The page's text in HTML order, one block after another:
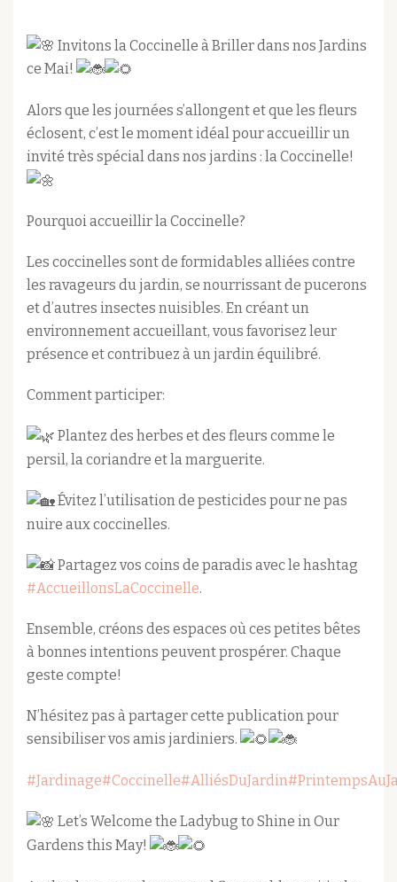
Invitons la Coccinelle à Briller dans nos Jardins
ce Mai!
Alors que les journées s’allongent et que les fleurs
éclosent, c’est le moment idéal pour accueillir un
invité très spécial dans nos jardins : la Coccinelle!
Pourquoi accueillir la Coccinelle?
Les coccinelles sont de formidables alliées contre
les ravageurs du jardin, se nourrissant de pucerons
et d’autres insectes nuisibles. En créant un
environnement accueillant, vous favorisez leur
présence et contribuez à un jardin équilibré.
Comment participer:
Plantez des herbes et des fleurs comme le
persil, la coriandre et la marguerite.
Évitez l’utilisation de pesticides pour ne pas
nuire aux coccinelles.
Partagez vos coins de paradis avec le hashtag
#AccueillonsLaCoccinelle.
Ensemble, créons des espaces où ces petites bêtes
à bonnes intentions peuvent prospérer. Chaque
geste compte!
N’hésitez pas à partager cette publication pour
sensibiliser vos amis jardiniers.
#Jardinage#Coccinelle#AlliésDuJardin
Let’s Welcome the Ladybug to Shine in Our
Gardens this May!